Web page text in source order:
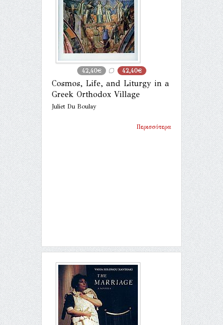
42,40€ 42,40€
Cosmos, Life, and Liturgy in a
Greek Orthodox Village
Juliet Du Boulay
Περισσότερα